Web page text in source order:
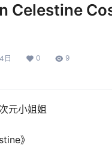
Celestine
日 0 9
元小姐姐
》